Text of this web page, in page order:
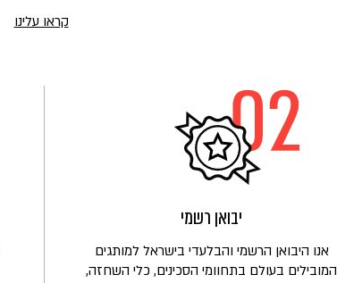
קראו עלינו
יבואן רשמי
אנו היבואן הרשמי והבלעדי בישראל למותגים
המובילים בעולם בתחוומי הסכינים, כלי השחזה,